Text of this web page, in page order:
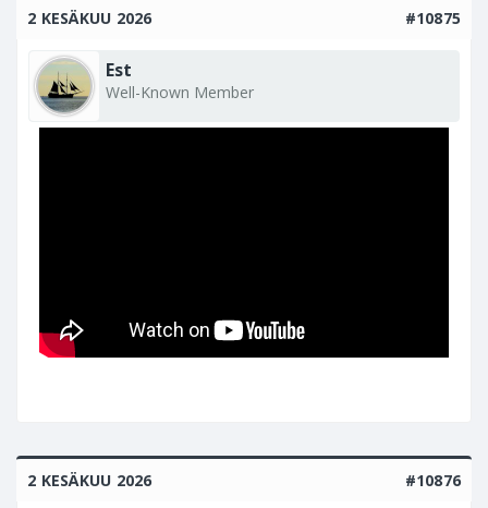
2 KESÄKUU 2026 #10875
Est
Well-Known Member
2 KESÄKUU 2026 #10876